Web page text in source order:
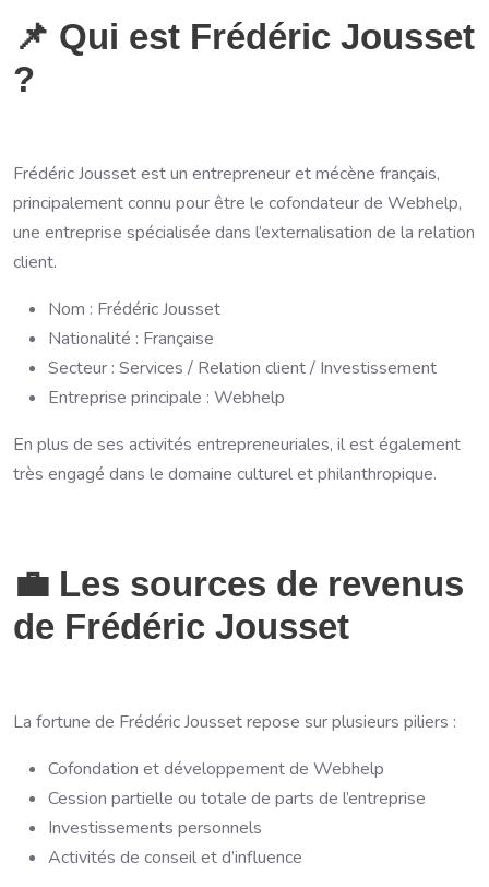
📌 Qui est Frédéric Jousset
?
Frédéric Jousset est un entrepreneur et mécène français,
principalement connu pour être le cofondateur de Webhelp,
une entreprise spécialisée dans l’externalisation de la relation
client.
Nom : Frédéric Jousset
Nationalité : Française
Secteur : Services / Relation client / Investissement
Entreprise principale : Webhelp
En plus de ses activités entrepreneuriales, il est également
très engagé dans le domaine culturel et philanthropique.
💼 Les sources de revenus
de Frédéric Jousset
La fortune de Frédéric Jousset repose sur plusieurs piliers :
Cofondation et développement de Webhelp
Cession partielle ou totale de parts de l’entreprise
Investissements personnels
Activités de conseil et d’influence